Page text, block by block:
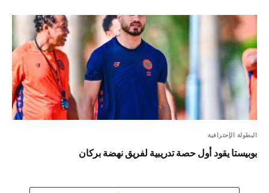
البطولة الإحترافية
بوبيستا يقود أول حصة تدريبية لفريق نهضة بركان